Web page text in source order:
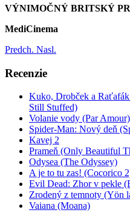
VÝNIMOČNÝ BRITSKÝ
MediCinema
Predch. Nasl.
Recenzie
Kuko, Drobček a
Still Stuffed)
Volanie vody (Par Amour)
Spider-Man: Nový deň
Kavej 2
Prameň (Only Beautiful
Odysea (The Odyssey)
A je to tu zas! (Cocorico
Evil Dead: Zhor v pekle
Zrodený z temnoty (Yön
Vaiana (Moana)